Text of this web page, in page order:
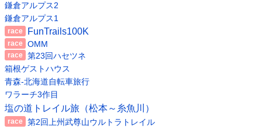
鎌倉アルプス2
鎌倉アルプス1
FunTrails100K
OMM
第23回ハセツネ
箱根ゲストハウス
青森-北海道自転車旅行
ワラーチ3作目
塩の道トレイル旅（松本～糸魚川）
第2回上州武尊山ウルトラトレイル